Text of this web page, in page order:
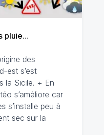
pluie...
des
est s’est
la Sicile. + En
s’améliore car
s’installe peu à
sec sur la